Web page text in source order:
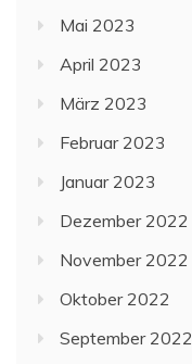
Mai 2023
April 2023
März 2023
Februar 2023
Januar 2023
Dezember 2022
November 2022
Oktober 2022
September 2022